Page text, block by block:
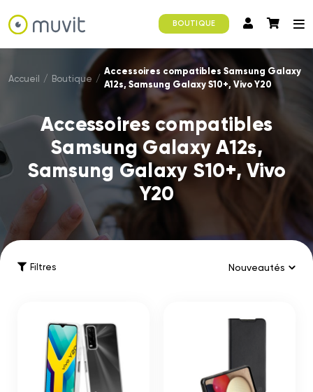
BOUTIQUE
Accueil / Boutique /
Accessoires compatibles Samsung Galaxy
A12s, Samsung Galaxy S10+, Vivo Y20
Accessoires compatibles
Samsung Galaxy A12s,
Samsung Galaxy S10+, Vivo
Y20
Filtres